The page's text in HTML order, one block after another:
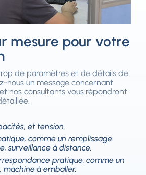
mesure pour votre
de paramètres et de détails de
nous un message concernant
nos consultants vous répondront
et tension.
comme un remplissage
surveillance à distance.
pratique, comme un
machine à emballer.